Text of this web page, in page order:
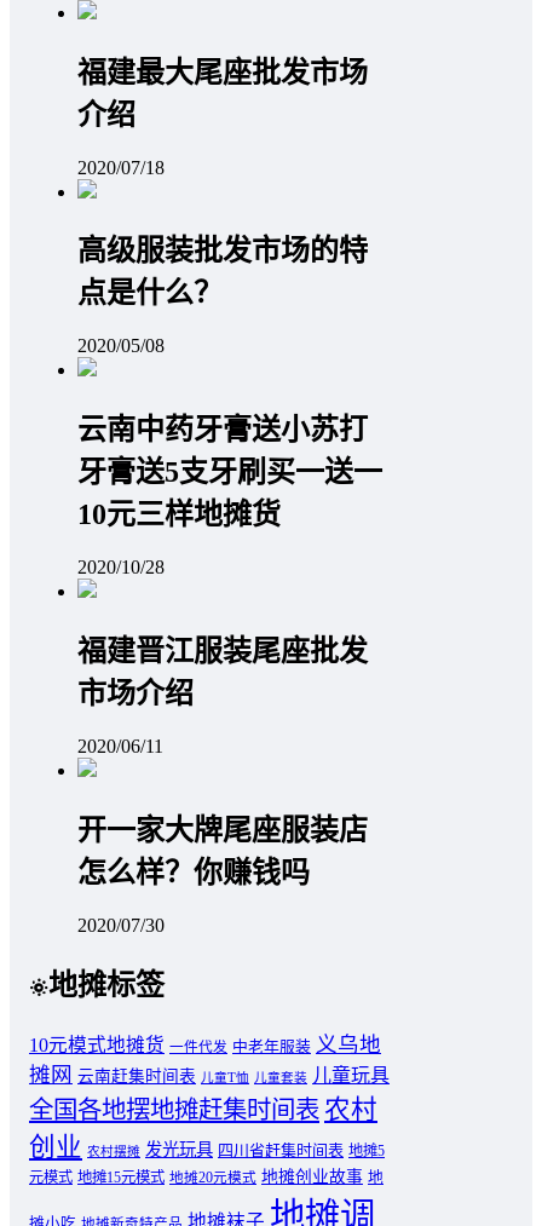
福建最大尾座批发市场
介绍
2020/07/18
高级服装批发市场的特
点是什么？
2020/05/08
云南中药牙膏送小苏打
牙膏送5支牙刷买一送一
10元三样地摊货
2020/10/28
福建晋江服装尾座批发
市场介绍
2020/06/11
开一家大牌尾座服装店
怎么样？你赚钱吗
2020/07/30
地摊标签
10元模式地摊货 一件代发 中老年服装 义乌地
摊网 云南赶集时间表 儿童T恤 儿童套装 儿童玩具
全国各地摆地摊赶集时间表 农村
创业 农村摆摊 发光玩具 四川省赶集时间表 地摊5
元模式 地摊15元模式 地摊20元模式 地摊创业故事 地
地摊袜子 地摊调